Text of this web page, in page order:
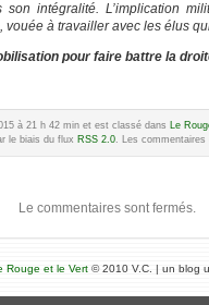
intégralité. L’implication
à travailler avec les élus
pour faire battre la
à 21 h 42 min et est classé dans Le
le biais du flux RSS 2.0. Les
Le commentaires sont fermés.
Rouge et le Vert © 2010 V.C. | un blog